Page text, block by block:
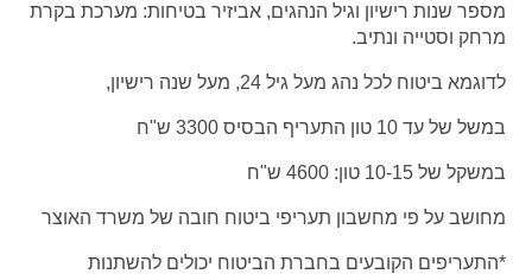
מספר שנות רישיון וגיל הנהגים, אביזיר בטיחות: מערכת בקרת
מרחק וסטייה ונתיב.
לדוגמא ביטוח לכל נהג מעל גיל 24, מעל שנה רישיון,
במשל של עד 10 טון התעריף הבסיס 3300 ש"ח
במשקל של 10-15 טון: 4600 ש"ח
מחושב על פי מחשבון תעריפי ביטוח חובה של משרד האוצר
*התעריפים הקובעים בחברת הביטוח יכולים להשתנות